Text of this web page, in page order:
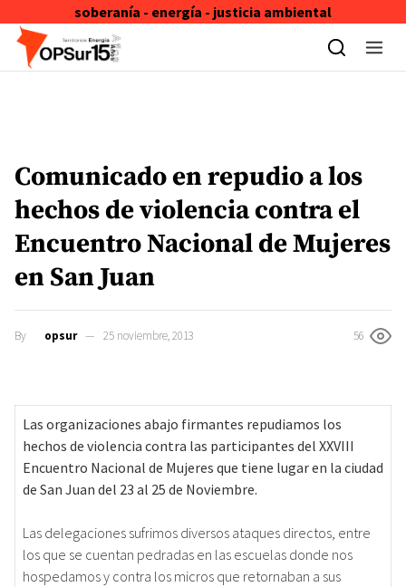
soberanía - energía - justicia ambiental
Skip to content
Comunicado en repudio a los
hechos de violencia contra el
Encuentro Nacional de Mujeres
en San Juan
By opsur 25 noviembre, 2013 56
Las organizaciones abajo firmantes repudiamos los
hechos de violencia contra las participantes del XXVIII
Encuentro Nacional de Mujeres que tiene lugar en la ciudad
de San Juan del 23 al 25 de Noviembre.
Las delegaciones sufrimos diversos ataques directos, entre
los que se cuentan pedradas en las escuelas donde nos
hospedamos y contra los micros que retornaban a sus